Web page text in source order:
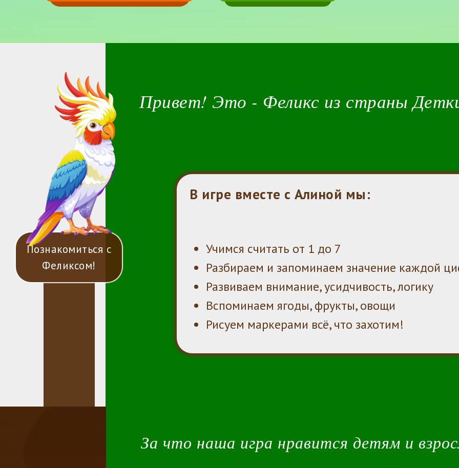
Познакомиться с
Феликсом!
В игре вместе с Алиной мы:
Учимся считать от 1 до 7
Разбираем и запоминаем значение каждой
Развиваем внимание, усидчивость, логику
Вспоминаем ягоды, фрукты, овощи
Рисуем маркерами всё, что захотим!
Привет! Это - Феликс из страны
За что наша игра нравится детям и